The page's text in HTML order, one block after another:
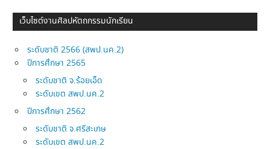
เว็บไซต์งานศิลปหัตถกรรมนักเรียน
ระดับชาติ 2566 (สพป.นค.2)
ปีการศึกษา 2565
ระดับชาติ จ.ร้อยเอ็ด
ระดับเขต สพป.นค.2
ปีการศึกษา 2562
ระดับชาติ จ.ศรีสะเกษ
ระดับเขต สพป.นค.2